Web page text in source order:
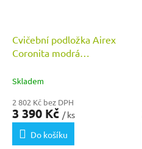
Cvičební podložka Airex
Coronita modrá
Skladem
2 802 Kč bez DPH
3 390 Kč / ks
Do košíku